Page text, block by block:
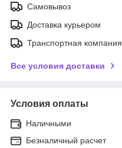
Самовывоз
Доставка курьером
Транспортная компания
Все условия доставки
Условия оплаты
Наличными
Безналичный расчет